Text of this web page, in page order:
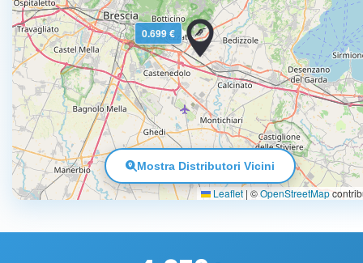
0.699 €
Leaflet | ©OpenStreetMap
Mostra Distributori Vicini